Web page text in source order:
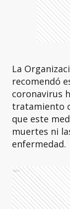
La
recomendó
coronavirus
tratamiento
que este
muertes ni
enfermedad.
Ads